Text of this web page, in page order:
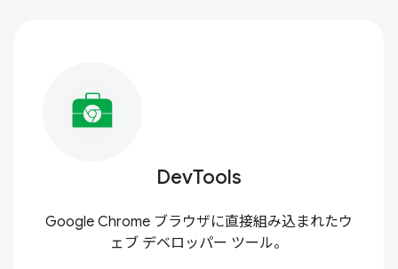
DevTools
Google Chrome ブラウザに直接組み込まれたウ
ェブ デベロッパー ツール。